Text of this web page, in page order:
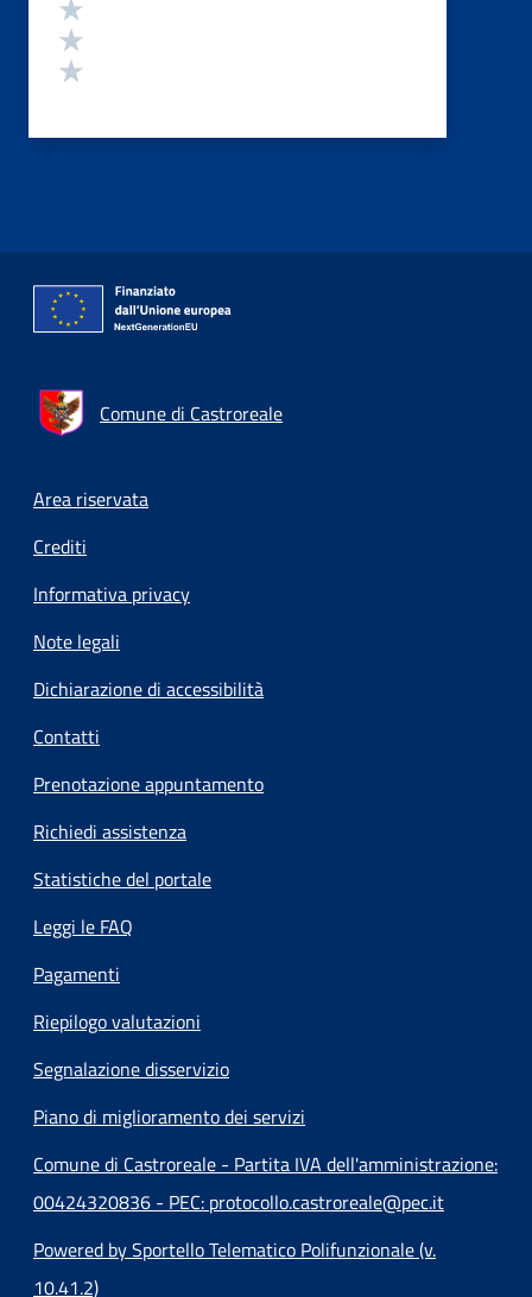
Comune di Castroreale
Footer menu
Area riservata
Crediti
Informativa privacy
Note legali
Dichiarazione di accessibilità
Contatti
Prenotazione appuntamento
Richiedi assistenza
Statistiche del portale
Leggi le FAQ
Pagamenti
Riepilogo valutazioni
Segnalazione disservizio
Piano di miglioramento dei servizi
Comune di Castroreale - Partita IVA dell'amministrazione:
00424320836 - PEC: protocollo.castroreale@pec.it
Powered by Sportello Telematico Polifunzionale (v.
10.41.2)